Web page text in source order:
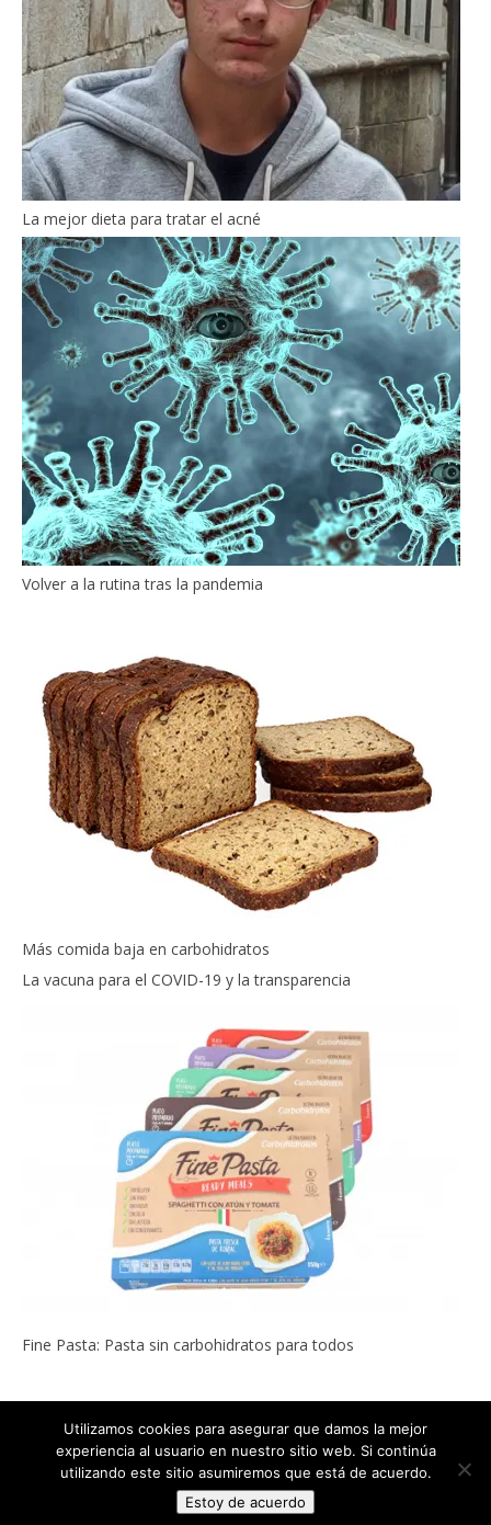
La mejor dieta para tratar el acné
Volver a la rutina tras la pandemia
Más comida baja en carbohidratos
La vacuna para el COVID-19 y la transparencia
Fine Pasta: Pasta sin carbohidratos para todos
Copyright © 2022 ADELGAZAR SIN MILAGROS por Carlos Abehsera
Todos los derechos reservados.
The magazine-premium Theme bybavotasan.com
Utilizamos cookies para asegurar que damos la mejor
experiencia al usuario en nuestro sitio web. Si continúa
utilizando este sitio asumiremos que está de acuerdo.
Estoy de acuerdo